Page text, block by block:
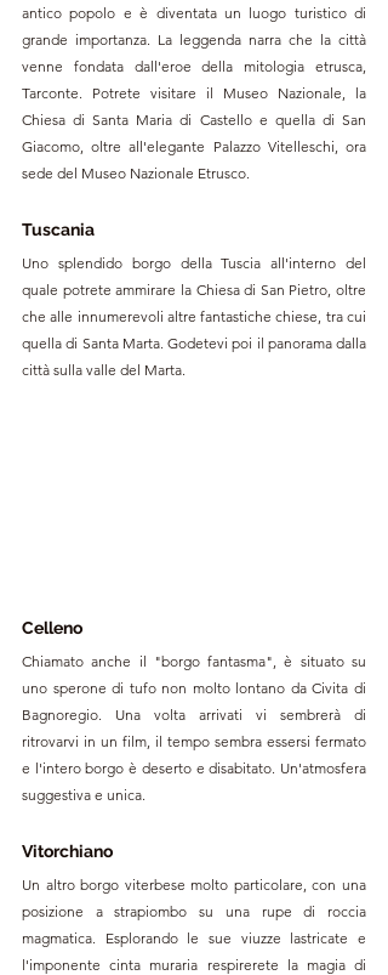
antico popolo e è diventata un luogo turistico di
grande importanza. La leggenda narra che la città
venne fondata dall'eroe della mitologia etrusca,
Tarconte. Potrete visitare il Museo Nazionale, la
Chiesa di Santa Maria di Castello e quella di San
Giacomo, oltre all'elegante Palazzo Vitelleschi, ora
sede del Museo Nazionale Etrusco.
Tuscania
Uno splendido borgo della Tuscia all'interno del
quale potrete ammirare la Chiesa di San Pietro, oltre
che alle innumerevoli altre fantastiche chiese, tra cui
quella di Santa Marta. Godetevi poi il panorama dalla
città sulla valle del Marta.
Celleno
Chiamato anche il "borgo fantasma", è situato su
uno sperone di tufo non molto lontano da Civita di
Bagnoregio. Una volta arrivati vi sembrerà di
ritrovarvi in un film, il tempo sembra essersi fermato
e l'intero borgo è deserto e disabitato. Un'atmosfera
suggestiva e unica.
Vitorchiano
Un altro borgo viterbese molto particolare, con una
posizione a strapiombo su una rupe di roccia
magmatica. Esplorando le sue viuzze lastricate e
l'imponente cinta muraria respirerete la magia di